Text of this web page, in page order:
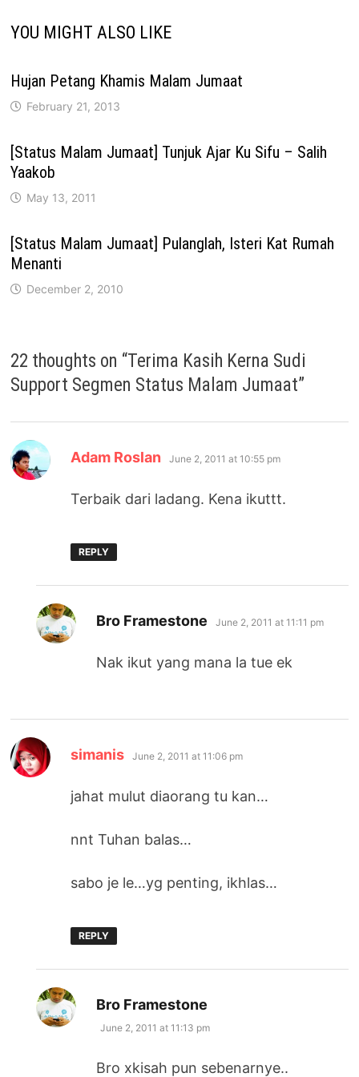
YOU MIGHT ALSO LIKE
Hujan Petang Khamis Malam Jumaat
February 21, 2013
[Status Malam Jumaat] Tunjuk Ajar Ku Sifu – Salih
Yaakob
May 13, 2011
[Status Malam Jumaat] Pulanglah, Isteri Kat Rumah
Menanti
December 2, 2010
22 thoughts on “Terima Kasih Kerna Sudi
Support Segmen Status Malam Jumaat”
Adam Roslan says:
June 2, 2011 at 10:55 pm
Terbaik dari ladang. Kena ikuttt.
REPLY
Bro Framestone says:
June 2, 2011 at 11:11 pm
Nak ikut yang mana la tue ek
simanis says:
June 2, 2011 at 11:06 pm
jahat mulut diaorang tu kan…
nnt Tuhan balas…
sabo je le…yg penting, ikhlas…
REPLY
Bro Framestone
June 2, 2011 at 11:13 pm
Bro xkisah pun sebenarnye..